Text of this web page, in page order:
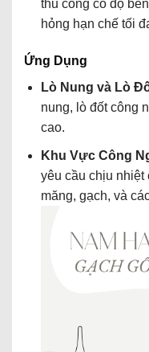
thủ công có độ
hỏng hạn chế tối
Ứng Dụng
Lò Nung và Lò
nung, lò đốt công
cao.
Khu Vực Công
yêu cầu chịu nhiệt
măng, gạch, và